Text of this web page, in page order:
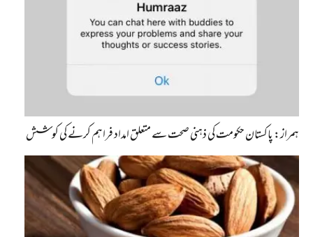
ہمراز: پاکستان حکومت کی ذہنی صحت سے متعلق امداد فراہم کرنے کی کوشش